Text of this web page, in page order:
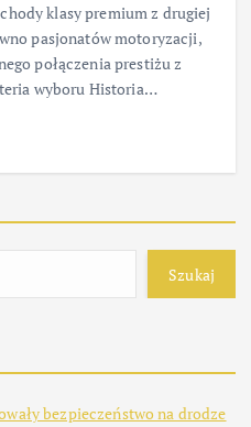
klasy premium z drugiej
pasjonatów motoryzacji,
połączenia prestiżu z
wyboru Historia…
Szukaj
bezpieczeństwo na drodze